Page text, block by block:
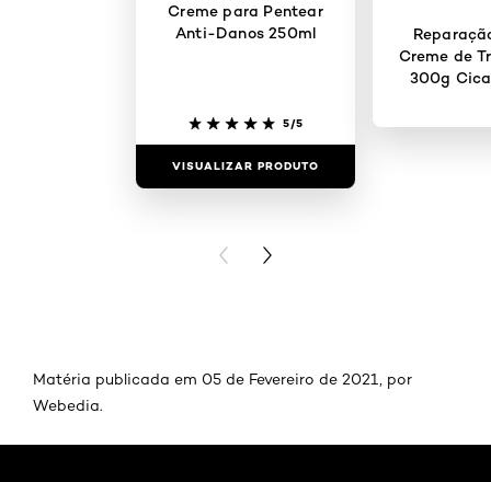
Creme para Pentear
Anti-Danos 250ml
5/5
VISUALIZAR PRODUTO
Creme de
300g
PREVIOUS CARD
NEXT CARD
Matéria publicada em 05 de Fevereiro de 2021, por
Webedia.